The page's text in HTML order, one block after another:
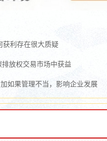
获利存在很大质疑
放权交易市场中获益
如果管理不当，影响企业发展